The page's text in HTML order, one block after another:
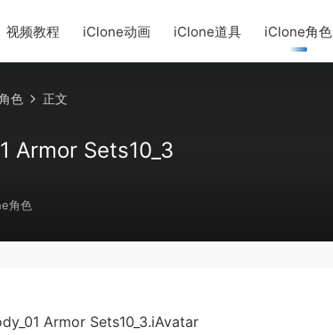
视频教程 iClone动画 iClone道具 iClone角色
色 正文
Armor Sets10_3
角色
Armor Sets10_3.iAvatar